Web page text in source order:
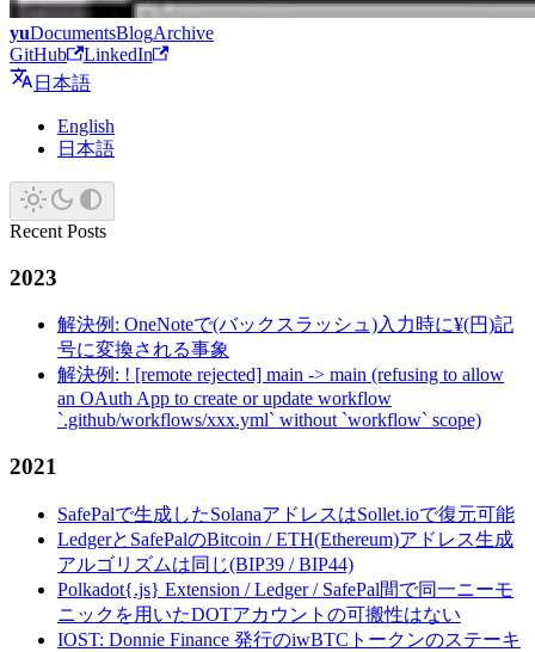
yuDocumentsBlogArchive
GitHub
LinkedIn
日本語
English
日本語
Recent Posts
2023
解決例: OneNoteで(バックスラッシュ)入力時に¥(円)記
号に変換される事象
解決例: ! [remote rejected] main -> main (refusing to allow
an OAuth App to create or update workflow
`.github/workflows/xxx.yml` without `workflow` scope)
2021
SafePalで生成したSolanaアドレスはSollet.ioで復元可能
LedgerとSafePalのBitcoin / ETH(Ethereum)アドレス生成
アルゴリズムは同じ(BIP39 / BIP44)
Polkadot{.js} Extension / Ledger / SafePal間で同一ニーモ
ニックを用いたDOTアカウントの可搬性はない
IOST: Donnie Finance 発行のiwBTCトークンのステーキ